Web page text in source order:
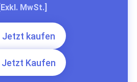
[Exkl. MwSt.]
Jetzt kaufen
Jetzt Kaufen